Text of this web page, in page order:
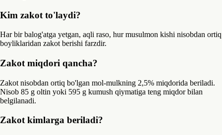
Kim zakot to'laydi?
Har bir balog'atga yetgan, aqli raso, hur musulmon kishi nisobdan ortiq
boyliklaridan zakot berishi farzdir.
Zakot miqdori qancha?
Zakot nisobdan ortiq bo'lgan mol-mulkning 2,5% miqdorida beriladi.
Nisob 85 g oltin yoki 595 g kumush qiymatiga teng miqdor bilan
belgilanadi.
Zakot kimlarga beriladi?